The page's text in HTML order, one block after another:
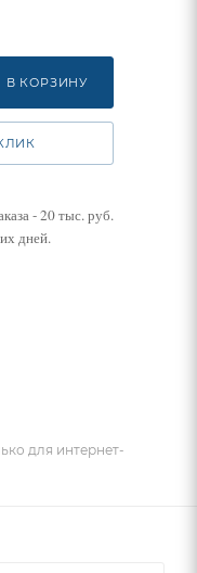
В КОРЗИНУ
- 20 тыс. руб.
дней.
для интернет-